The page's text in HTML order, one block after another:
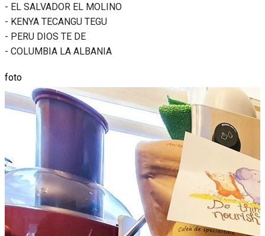
- EL SALVADOR EL MOLINO
- KENYA TECANGU TEGU
- PERU DIOS TE DE
- COLUMBIA LA ALBANIA
foto